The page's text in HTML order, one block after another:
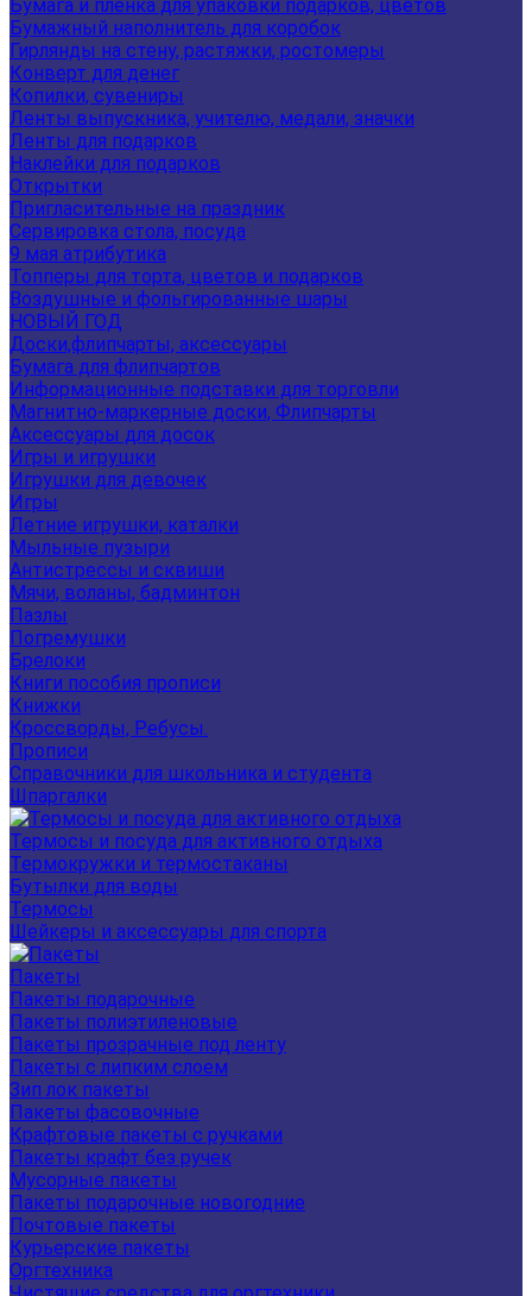
Бумага и пленка для упаковки подарков, цветов
Бумажный наполнитель для коробок
Гирлянды на стену, растяжки, ростомеры
Конверт для денег
Копилки, сувениры
Ленты выпускника, учителю, медали, значки
Ленты для подарков
Наклейки для подарков
Открытки
Пригласительные на праздник
Сервировка стола, посуда
9 мая атрибутика
Топперы для торта, цветов и подарков
Воздушные и фольгированные шары
НОВЫЙ ГОД
Доски,флипчарты, аксессуары
Бумага для флипчартов
Информационные подставки для торговли
Магнитно-маркерные доски, Флипчарты
Аксессуары для досок
Игры и игрушки
Игрушки для девочек
Игры
Летние игрушки, каталки
Мыльные пузыри
Антистрессы и сквиши
Мячи, воланы, бадминтон
Пазлы
Погремушки
Брелоки
Книги пособия прописи
Книжки
Кроссворды, Ребусы.
Прописи
Справочники для школьника и студента
Шпаргалки
Термосы и посуда для активного отдыха
Термокружки и термостаканы
Бутылки для воды
Термосы
Шейкеры и аксессуары для спорта
Пакеты
Пакеты подарочные
Пакеты полиэтиленовые
Пакеты прозрачные под ленту
Пакеты с липким слоем
Зип лок пакеты
Пакеты фасовочные
Крафтовые пакеты с ручками
Пакеты крафт без ручек
Мусорные пакеты
Пакеты подарочные новогодние
Почтовые пакеты
Курьерские пакеты
Оргтехника